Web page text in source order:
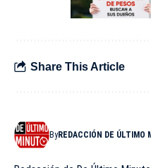
Share This Article
ByREDACCIÓN DE ÚLTIMO